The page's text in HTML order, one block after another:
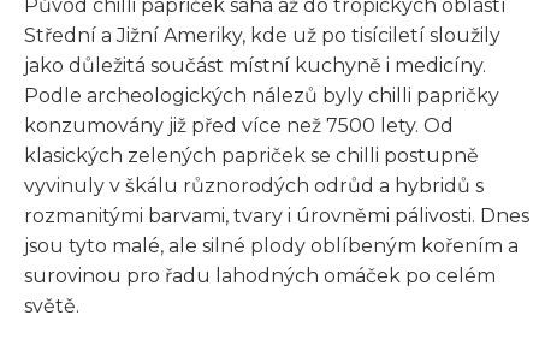
Původ chilli papriček sahá až do tropických oblastí
Střední a Jižní Ameriky, kde už po tisíciletí sloužily
jako důležitá součást místní kuchyně i medicíny.
Podle archeologických nálezů byly chilli papričky
konzumovány již před více než 7500 lety. Od
klasických zelených papriček se chilli postupně
vyvinuly v škálu různorodých odrůd a hybridů s
rozmanitými barvami, tvary i úrovněmi pálivosti. Dnes
jsou tyto malé, ale silné plody oblíbeným kořením a
surovinou pro řadu lahodných omáček po celém
světě.